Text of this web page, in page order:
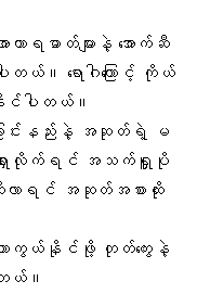
ာရဓာတ်များနဲ့ အောက်ဆီ
ါတယ်။ ရောဂါကြောင့် ကိုယ်
းနိုင်ပါတယ်။
ြင်းနည်းနဲ့ အဆုတ်ရဲ့ မ
ရှားလိုက်ရင် အသက်ရှူပို
ာရင် အဆုတ်အစားထိုး
ကာကွယ်နိုင်ဖို့ တုတ်ကွေးနဲ့
တယ်။